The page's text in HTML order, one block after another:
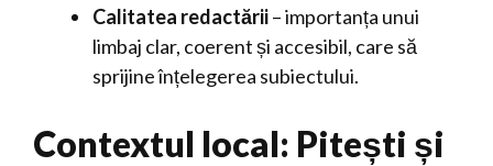
Calitatea redactării– importanța unui
limbaj clar, coerent și accesibil, care să
sprijine înțelegerea subiectului.
Contextul local: Pitești și